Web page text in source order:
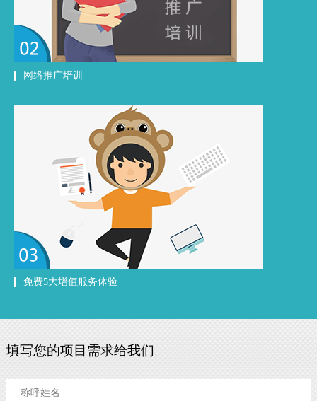
网络推广培训
免费5大增值服务体验
填写您的项目需求给我们。